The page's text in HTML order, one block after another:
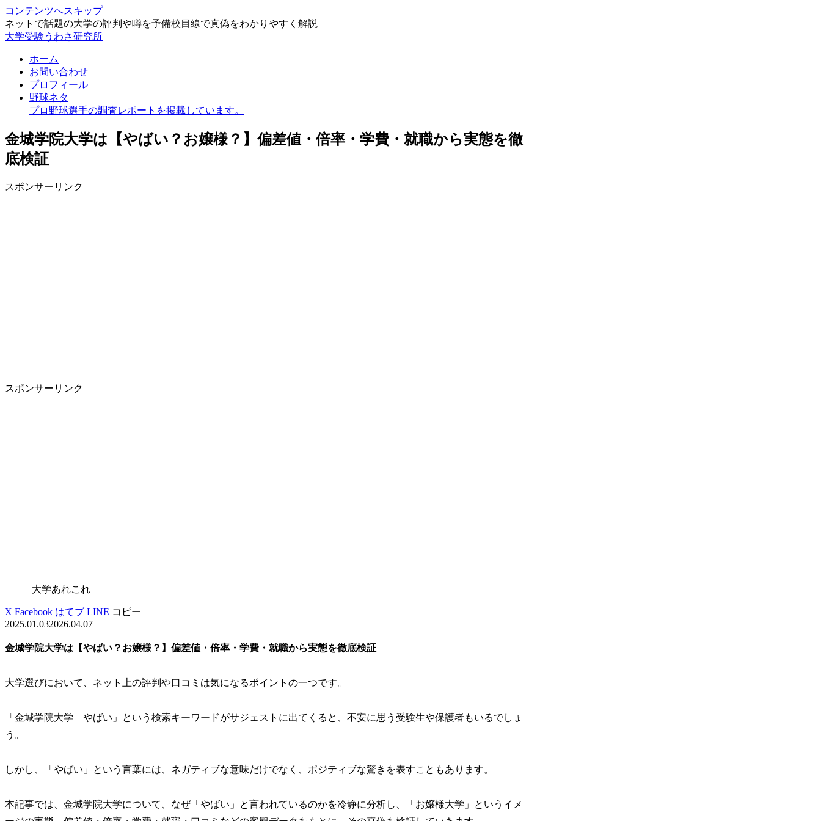
コンテンツへスキップ
ネットで話題の大学の評判や噂を予備校目線で真偽をわかりやすく解説
大学受験うわさ研究所
ホーム
お問い合わせ
プロフィール
野球ネタ
プロ野球選手の調査レポートを掲載しています。
金城学院大学は【やばい？お嬢様？】偏差値・倍率・学費・就職から実態を徹
底検証
スポンサーリンク
スポンサーリンク
大学あれこれ
X Facebook はてブ LINE コピー
2025.01.032026.04.07
金城学院大学は【やばい？お嬢様？】偏差値・倍率・学費・就職から実態を徹底検証
大学選びにおいて、ネット上の評判や口コミは気になるポイントの一つです。
「金城学院大学 やばい」という検索キーワードがサジェストに出てくると、不安に思う受験生や保護者もいるでしょ
う。
しかし、「やばい」という言葉には、ネガティブな意味だけでなく、ポジティブな驚きを表すこともあります。
本記事では、金城学院大学について、なぜ「やばい」と言われているのかを冷静に分析し、「お嬢様大学」というイメ